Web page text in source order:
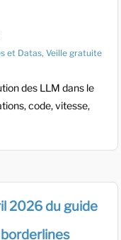
et Datas,Veille gratuite
des LLM dans le
code, vitesse,
2026 du guide